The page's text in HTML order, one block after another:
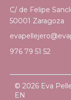
C/ de Felipe
50001 Zaragoza
976 79 51 52
© 2026 Eva
EN